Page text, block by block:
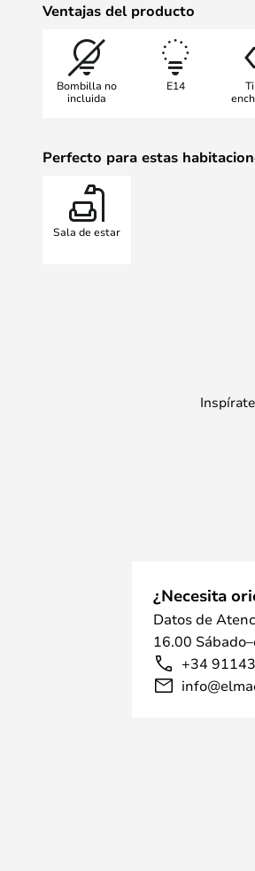
Ventajas del producto
Bombilla no
incluida
E14
Perfecto para estas
Sala de estar
¿Necesita
Datos de
16.00
+34